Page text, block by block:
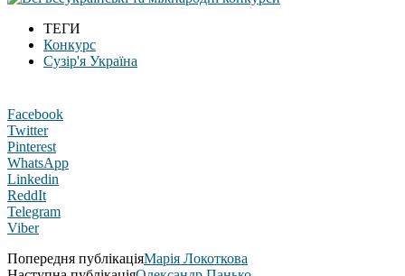
ТЕГИ
Конкурс
Сузір'я Україна
Facebook
Twitter
Pinterest
WhatsApp
Linkedin
ReddIt
Telegram
Viber
Попередня публікаціяМарія Локоткова